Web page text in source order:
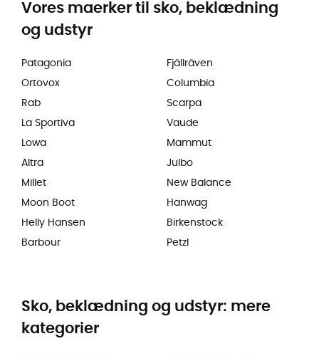
Vores maerker til sko, beklædning
og udstyr
Patagonia
Ortovox
Rab
La Sportiva
Lowa
Altra
Millet
Moon Boot
Helly Hansen
Barbour
Fjällräven
Columbia
Scarpa
Vaude
Mammut
Julbo
New Balance
Hanwag
Birkenstock
Petzl
Sko, beklædning og udstyr: mere
kategorier